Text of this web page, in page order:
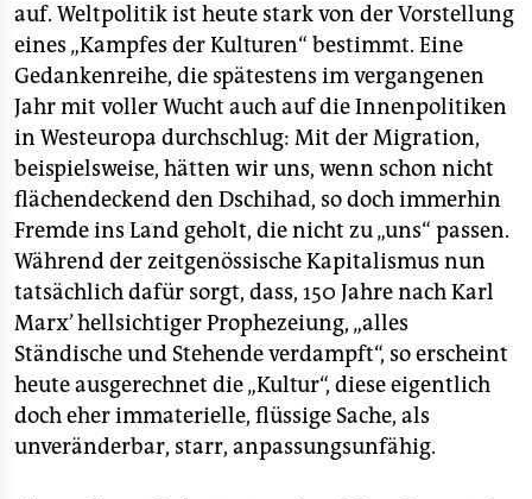
auf. Weltpolitik ist heute stark von der Vorstellung
eines „Kampfes der Kulturen“ bestimmt. Eine
Gedankenreihe, die spätestens im vergangenen
Jahr mit voller Wucht auch auf die Innenpolitiken
in Westeuropa durchschlug: Mit der Migration,
beispielsweise, hätten wir uns, wenn schon nicht
flächendeckend den Dschihad, so doch immerhin
Fremde ins Land geholt, die nicht zu „uns“ passen.
Während der zeitgenössische Kapitalismus nun
tatsächlich dafür sorgt, dass, 150 Jahre nach Karl
Marx’ hellsichtiger Prophezeiung, „alles
Ständische und Stehende verdampft“, so erscheint
heute ausgerechnet die „Kultur“, diese eigentlich
doch eher immaterielle, flüssige Sache, als
unveränderbar, starr, anpassungsunfähig.